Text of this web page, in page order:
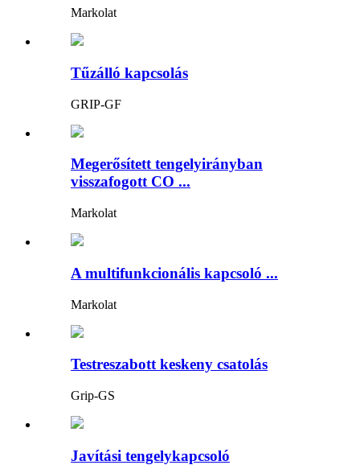
Markolat
Tűzálló kapcsolás
GRIP-GF
Megerősített tengelyirányban
visszafogott CO ...
Markolat
A multifunkcionális kapcsoló ...
Markolat
Testreszabott keskeny csatolás
Grip-GS
Javítási tengelykapcsoló